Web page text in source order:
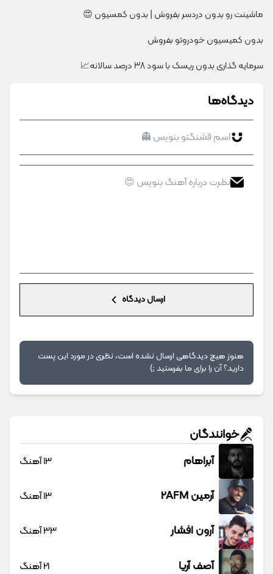
ماشینت رو بدون دردسر بفروش | بدون کمسیون 😍
بدون کمیسیون خودروتو بفروش
سرمایه گذاری بدون ریسک با سود 38 درصد سالانه📈
دیدگاه‌ها
ارسال دیدگاه
هنوز هیچ دیدگاهی ارسال نشده است، نظری در مورد این پست
دارید؟ آن را برای ما بفرستید ;)
خوانندگان
آبراهام 13 آهنگ
آرمین 2AFM 13 آهنگ
آرون افشار 33 آهنگ
آصف آریا 21 آهنگ